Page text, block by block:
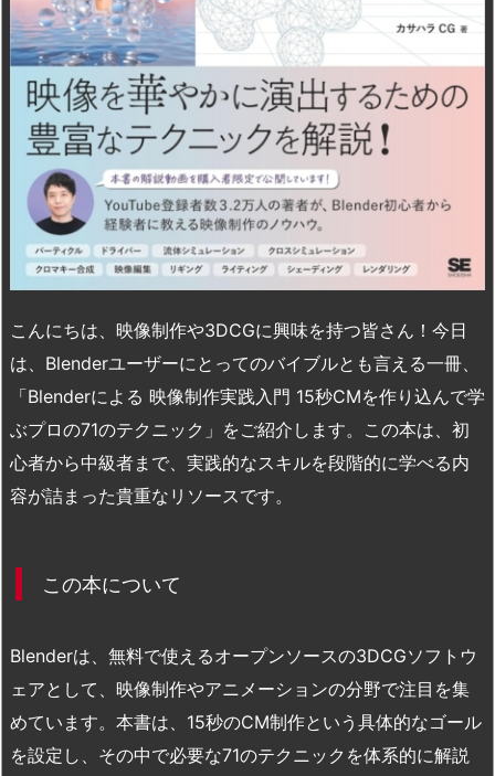
こんにちは、映像制作や3DCGに興味を持つ皆さん！今日
は、Blenderユーザーにとってのバイブルとも言える一冊、
「Blenderによる 映像制作実践入門 15秒CMを作り込んで学
ぶプロの71のテクニック」をご紹介します。この本は、初
心者から中級者まで、実践的なスキルを段階的に学べる内
容が詰まった貴重なリソースです。
この本について
Blenderは、無料で使えるオープンソースの3DCGソフトウ
ェアとして、映像制作やアニメーションの分野で注目を集
めています。本書は、15秒のCM制作という具体的なゴール
を設定し、その中で必要な71のテクニックを体系的に解説